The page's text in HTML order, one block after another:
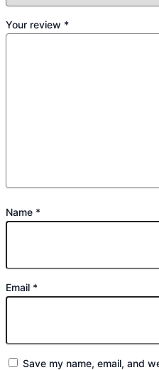
Your review *
Name *
Email *
Save my name, email, and